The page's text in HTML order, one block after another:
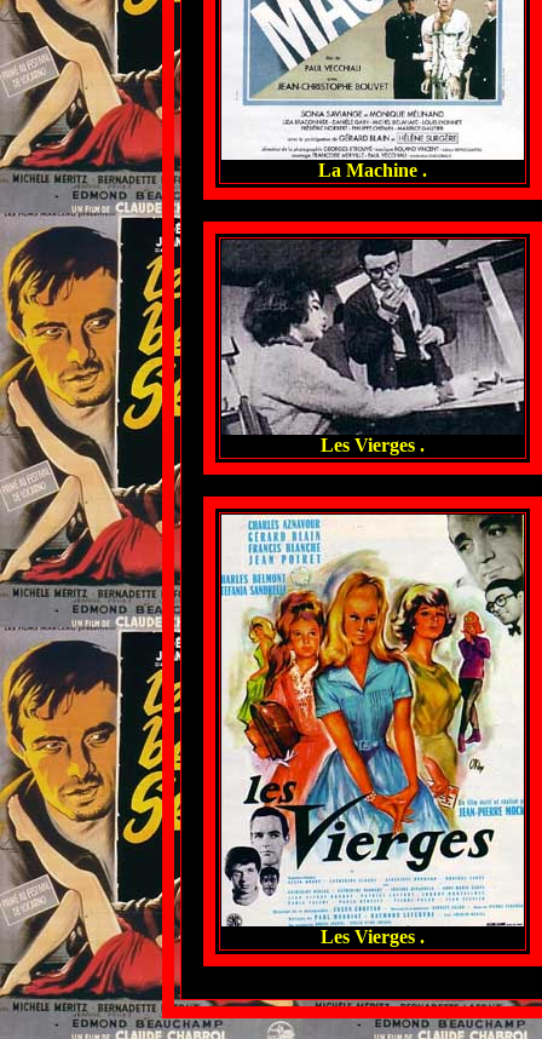
La Machine .
Les Vierges .
Les Vierges .